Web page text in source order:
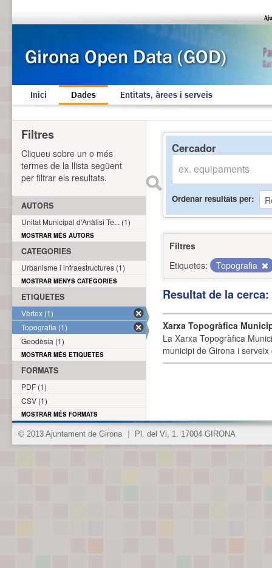
Inici Dades Entitats, àrees i serveis
Cercador
Ordenar resultats per
Filtres
Etiquetes:
Topografia
Resultat de la
Xarxa Topogràfica
La Xarxa Topogràfica
municipi de Girona i
Filtres
Cliqueu sobre un o més
termes de la llista següent
per filtrar els resultats.
AUTORS
Unitat Municipal d'Anàlisi Te... (1)
MOSTRAR MÉS AUTORS
CATEGORIES
Urbanisme i infraestructures (1)
MOSTRAR MENYS CATEGORIES
ETIQUETES
Vèrtex (1)
Topografia (1)
Geodèsia (1)
MOSTRAR MÉS ETIQUETES
FORMATS
PDF (1)
CSV (1)
MOSTRAR MÉS FORMATS
© 2013 Ajuntament de Girona Pl. del Vi, 1. 17004 GIRONA